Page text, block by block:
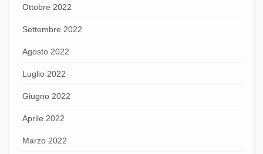
Ottobre 2022
Settembre 2022
Agosto 2022
Luglio 2022
Giugno 2022
Aprile 2022
Marzo 2022